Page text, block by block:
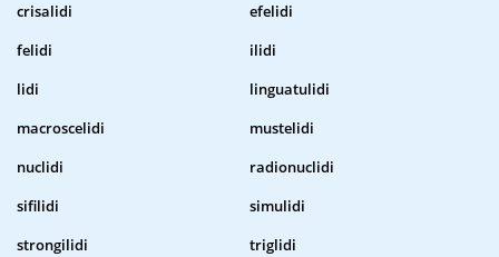
crisalidi
efelidi
felidi
ilidi
lidi
linguatulidi
macroscelidi
mustelidi
nuclidi
radionuclidi
sifilidi
simulidi
strongilidi
triglidi